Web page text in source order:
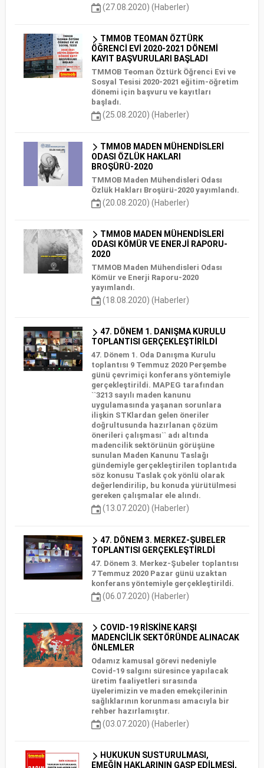
(27.08.2020) (Haberler)
TMMOB TEOMAN ÖZTÜRK
ÖĞRENCİ EVİ 2020-2021 DÖNEMİ
KAYIT BAŞVURULARI BAŞLADI
TMMOB Teoman Öztürk Öğrenci Evi ve
Sosyal Tesisi 2020-2021 eğitim-öğretim
dönemi için başvuru ve kayıtları
başladı.
(25.08.2020) (Haberler)
TMMOB MADEN MÜHENDİSLERİ
ODASI ÖZLÜK HAKLARI
BROŞÜRÜ-2020
TMMOB Maden Mühendisleri Odası
Özlük Hakları Broşürü-2020 yayımlandı.
(20.08.2020) (Haberler)
TMMOB MADEN MÜHENDİSLERİ
ODASI KÖMÜR VE ENERJİ RAPORU-
2020
TMMOB Maden Mühendisleri Odası
Kömür ve Enerji Raporu-2020
yayımlandı.
(18.08.2020) (Haberler)
47. DÖNEM 1. DANIŞMA KURULU
TOPLANTISI GERÇEKLEŞTİRİLDİ
47. Dönem 1. Oda Danışma Kurulu
toplantısı 9 Temmuz 2020 Perşembe
günü çevrimiçi konferans yöntemiyle
gerçekleştirildi. MAPEG tarafından
``3213 sayılı maden kanunu
uygulamasında yaşanan sorunlara
ilişkin STKlardan gelen öneriler
doğrultusunda hazırlanan çözüm
önerileri çalışması`` adı altında
madencilik sektörünün görüşüne
sunulan Maden Kanunu Taslağı
gündemiyle gerçekleştirilen toplantıda
söz konusu Taslak çok yönlü olarak
değerlendirilip, bu konuda yürütülmesi
gereken çalışmalar ele alındı.
(13.07.2020) (Haberler)
47. DÖNEM 3. MERKEZ-ŞUBELER
TOPLANTISI GERÇEKLEŞTİRLDİ
47. Dönem 3. Merkez-Şubeler toplantısı
7 Temmuz 2020 Pazar günü uzaktan
konferans yöntemiyle gerçekleştirildi.
(06.07.2020) (Haberler)
COVID-19 RİSKİNE KARŞI
MADENCİLİK SEKTÖRÜNDE ALINACAK
ÖNLEMLER
Odamız kamusal görevi nedeniyle
Covid-19 salgını süresince yapılacak
üretim faaliyetleri sırasında
üyelerimizin ve maden emekçilerinin
sağlıklarının korunması amacıyla bir
rehber hazırlamıştır.
(03.07.2020) (Haberler)
HUKUKUN SUSTURULMASI,
EMEĞİN HAKLARININ GASP EDİLMESİ,